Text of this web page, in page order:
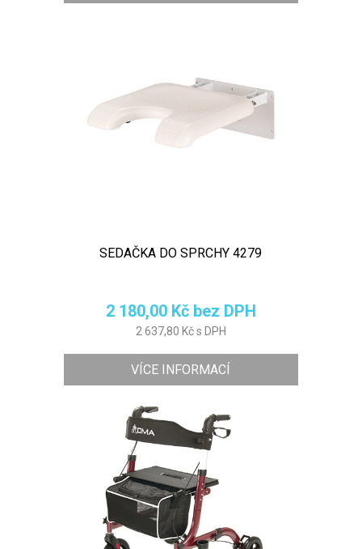
SEDAČKA DO SPRCHY 4279
2 180,00 Kč bez DPH
2 637,80 Kč s DPH
VÍCE INFORMACÍ